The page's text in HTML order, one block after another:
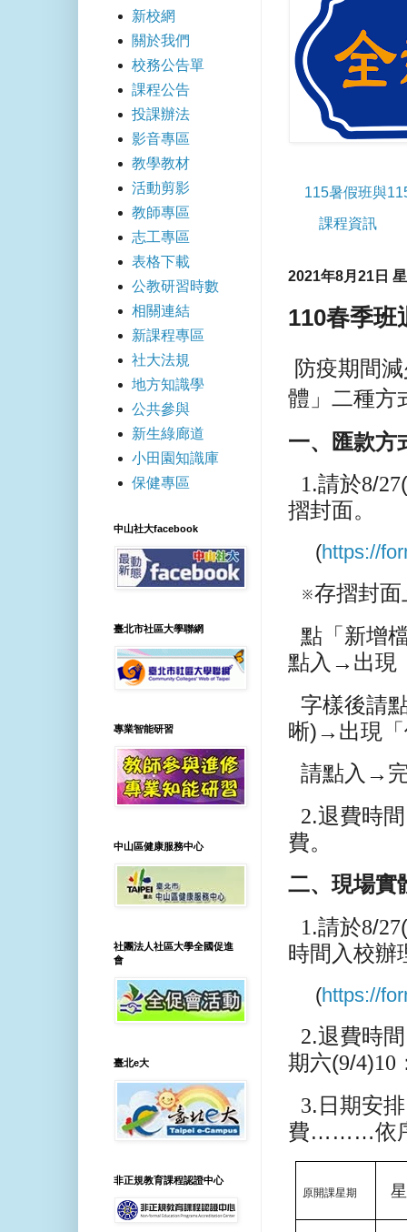
115暑假班與
課程資訊
2021年8月21日
110春季班
防疫期間
體」二種方
一、匯款方
1 .請於8/27
摺封面。
(https://
※存摺封
點「新增
點入→出現
字樣後請
晰) →出現「
請點入→
2.退費時
費。
二、現場實
1 .請於8/27
時間入校辦
(https://
2.退費時
期六(9/4)10
3.日期安
費………依
原開課星期
新校網
關於我們
校務公告單
課程公告
投課辦法
影音專區
教學教材
活動剪影
教師專區
志工專區
表格下載
公教研習時數
相關連結
新課程專區
社大法規
地方知識學
公共參與
新生綠廊道
小田園知識庫
保健專區
中山社大facebook
臺北市社區大學聯網
專業智能研習
中山區健康服務中心
社團法人社區大學全國促進
會
臺北e大
非正規教育課程認證中心